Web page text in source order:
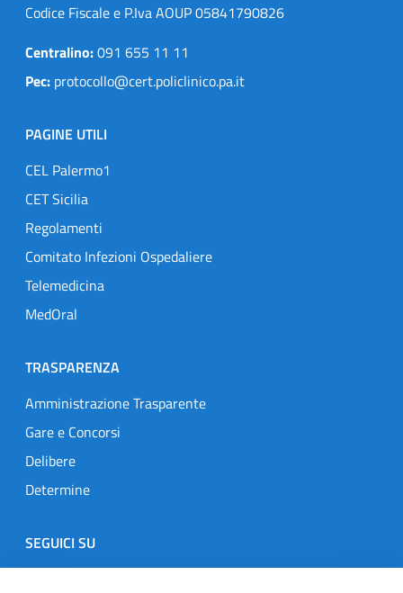
Codice Fiscale e P.Iva AOUP 05841790826
Centralino:091 655 11 11
Pec: protocollo@cert.policlinico.pa.it
PAGINE UTILI
CEL Palermo1
CET Sicilia
Regolamenti
Comitato Infezioni Ospedaliere
Telemedicina
MedOral
TRASPARENZA
Amministrazione Trasparente
Gare e Concorsi
Delibere
Determine
SEGUICI SU
Designers Italia
TwitterInstagramYoutubeLinkedin